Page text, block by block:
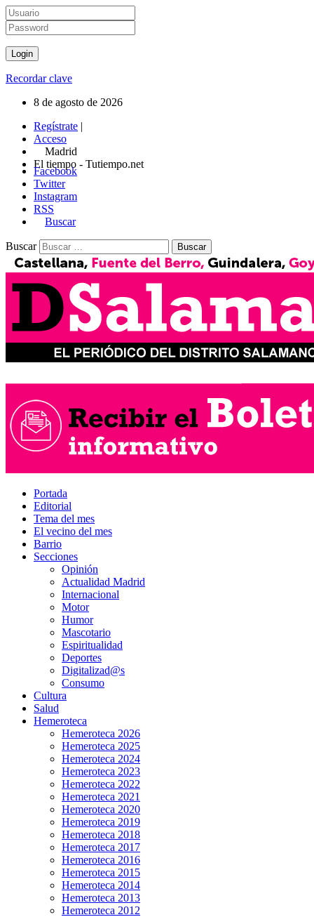
Recordar clave
8 de agosto de 2026
Regístrate |
Acceso
Madrid
El tiempo - Tutiempo.net
Facebook
Twitter
Instagram
RSS
Buscar
Buscar
Portada
Editorial
Tema del mes
El vecino del mes
Barrio
Secciones
Opinión
Actualidad Madrid
Internacional
Motor
Humor
Mascotario
Espiritualidad
Deportes
Digitalizad@s
Consumo
Cultura
Salud
Hemeroteca
Hemeroteca 2026
Hemeroteca 2025
Hemeroteca 2024
Hemeroteca 2023
Hemeroteca 2022
Hemeroteca 2021
Hemeroteca 2020
Hemeroteca 2019
Hemeroteca 2018
Hemeroteca 2017
Hemeroteca 2016
Hemeroteca 2015
Hemeroteca 2014
Hemeroteca 2013
Hemeroteca 2012